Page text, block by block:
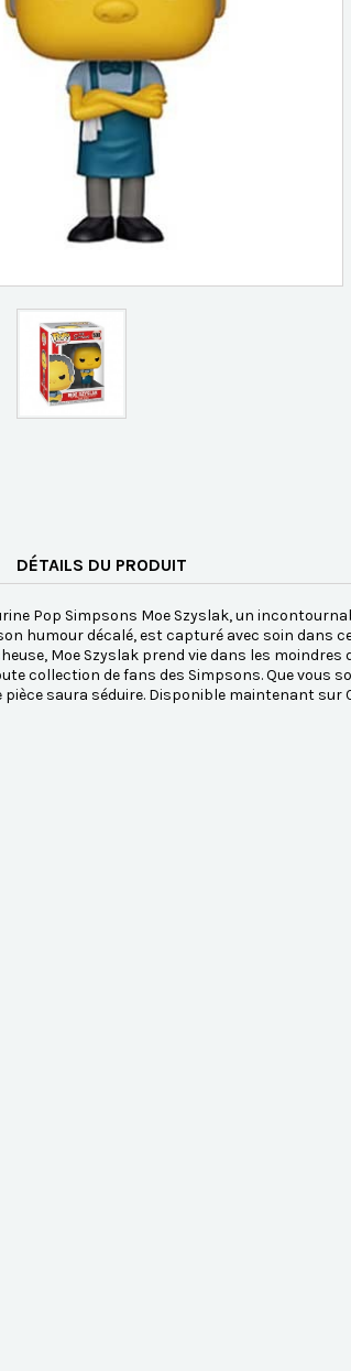
DÉTAILS DU PRODUIT
Pop Simpsons Moe Szyslak, un
humour décalé, est capturé avec soin dans
Moe Szyslak prend vie dans les
collection de fans des Simpsons. Que vous
saura séduire. Disponible maintenant